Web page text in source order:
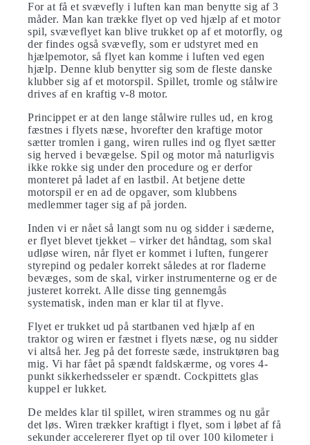
For at få et svævefly i luften kan man benytte sig af 3
måder. Man kan trække flyet op ved hjælp af et motor
spil, svæveflyet kan blive trukket op af et motorfly, og
der findes også svævefly, som er udstyret med en
hjælpemotor, så flyet kan komme i luften ved egen
hjælp. Denne klub benytter sig som de fleste danske
klubber sig af et motorspil. Spillet, tromle og stålwire
drives af en kraftig v-8 motor.
Princippet er at den lange stålwire rulles ud, en krog
fæstnes i flyets næse, hvorefter den kraftige motor
sætter tromlen i gang, wiren rulles ind og flyet sætter
sig herved i bevægelse. Spil og motor må naturligvis
ikke rokke sig under den procedure og er derfor
monteret på ladet af en lastbil. At betjene dette
motorspil er en ad de opgaver, som klubbens
medlemmer tager sig af på jorden.
Inden vi er nået så langt som nu og sidder i sæderne,
er flyet blevet tjekket – virker det håndtag, som skal
udløse wiren, når flyet er kommet i luften, fungerer
styrepind og pedaler korrekt således at ror fladerne
bevæges, som de skal, virker instrumenterne og er de
justeret korrekt. Alle disse ting gennemgås
systematisk, inden man er klar til at flyve.
Flyet er trukket ud på startbanen ved hjælp af en
traktor og wiren er fæstnet i flyets næse, og nu sidder
vi altså her. Jeg på det forreste sæde, instruktøren bag
mig. Vi har fået på spændt faldskærme, og vores 4-
punkt sikkerhedsseler er spændt. Cockpittets glas
kuppel er lukket.
De meldes klar til spillet, wiren strammes og nu går
det løs. Wiren trækker kraftigt i flyet, som i løbet af få
sekunder accelererer flyet op til over 100 kilometer i